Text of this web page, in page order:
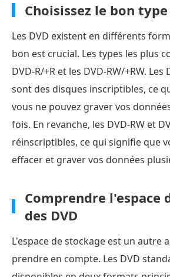
Choisissez le bon type
Les DVD existent en différents
bon est crucial. Les types les plus
DVD-R/+R et les DVD-RW/+RW. Les
sont des disques inscriptibles, ce
vous ne pouvez graver vos
fois. En revanche, les DVD-RW et
réinscriptibles, ce qui signifie que
effacer et graver vos données
Comprendre l'espace
des DVD
L'espace de stockage est un autre
prendre en compte. Les DVD